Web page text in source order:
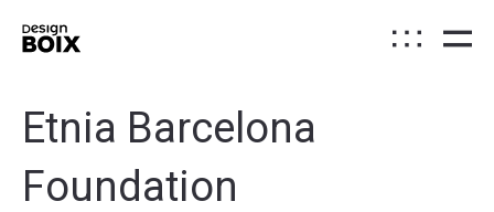
Etnia Barcelona
Foundation